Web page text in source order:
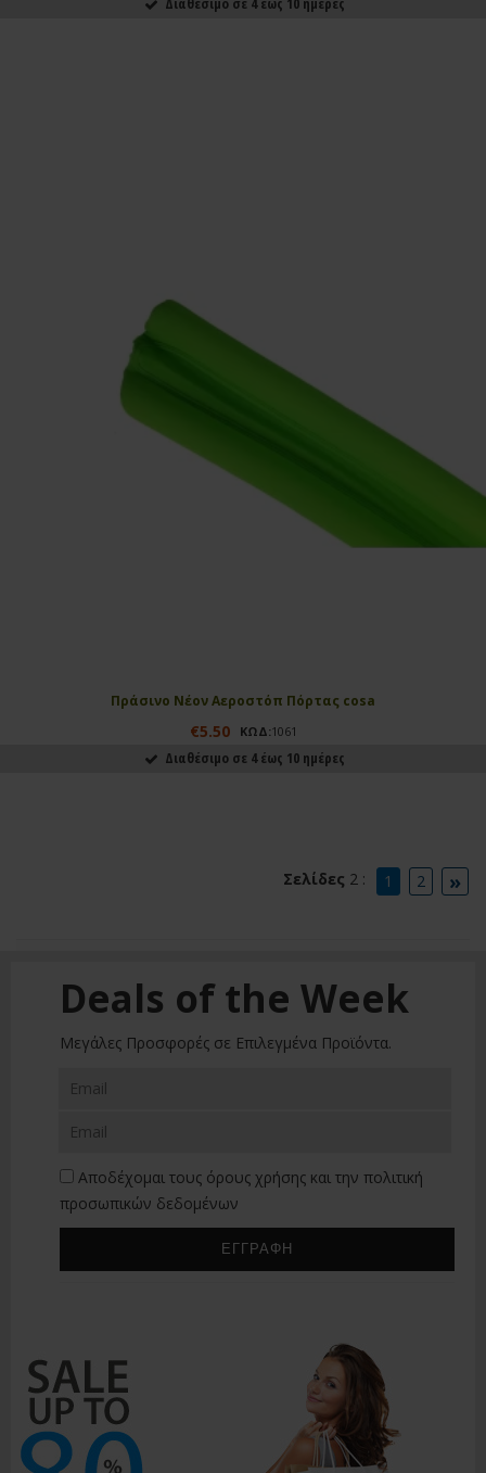
Πράσινο Νέον Αεροστόπ Πόρτας cosa
€5.50 ΚΩΔ:1061
Διαθέσιμο σε 4 έως 10 ημέρες
Σελίδες 2 : 1 2 »
Deals of the Week
Μεγάλες Προσφορές σε Επιλεγμένα Προϊόντα.
Αποδέχομαι τους όρους χρήσης και την πολιτική
προσωπικών δεδομένων
ΕΓΓΡΑΦΗ